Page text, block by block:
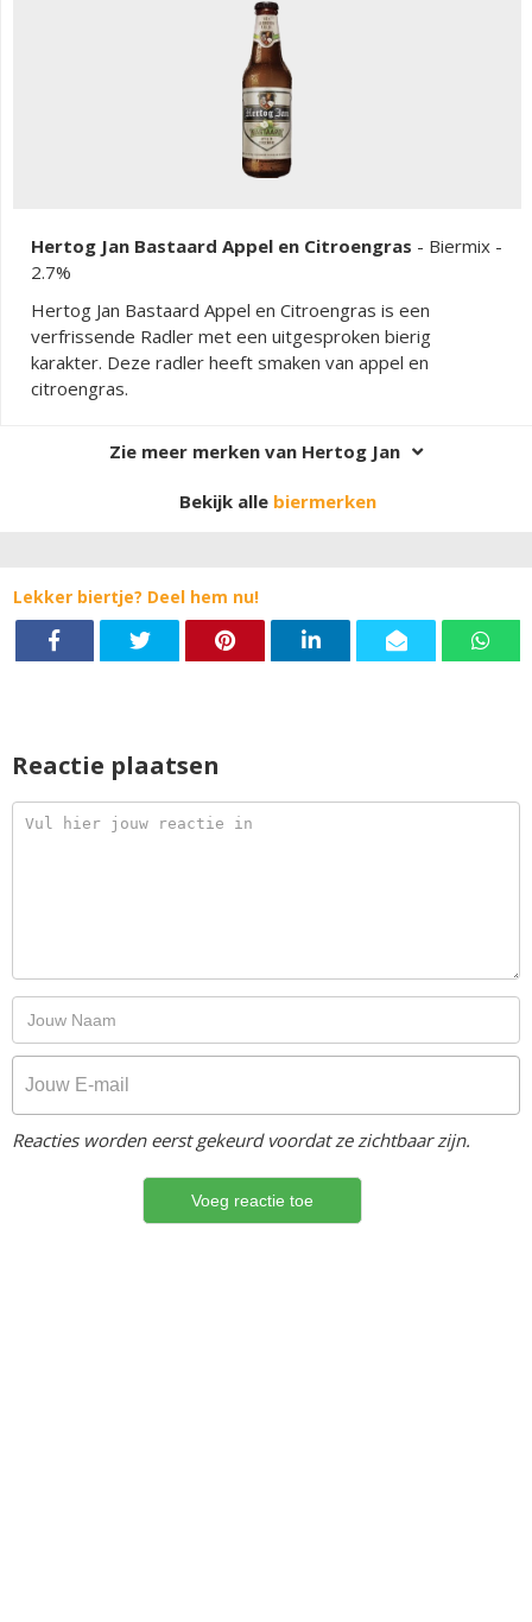
Hertog Jan Bastaard Appel en Citroengras - Biermix -
2.7%
Hertog Jan Bastaard Appel en Citroengras is een
verfrissende Radler met een uitgesproken bierig
karakter. Deze radler heeft smaken van appel en
citroengras.
Zie meer merken van Hertog Jan
Bekijk alle biermerken
Lekker biertje? Deel hem nu!
Reactie plaatsen
Reacties worden eerst gekeurd voordat ze zichtbaar zijn.